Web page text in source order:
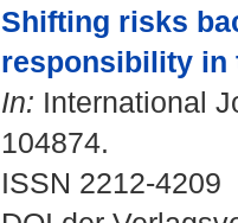
Shifting risks
responsibility in
In: International
104874.
ISSN 2212-4209